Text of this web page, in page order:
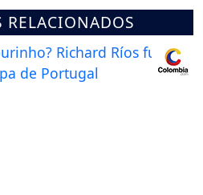
RELACIONADOS